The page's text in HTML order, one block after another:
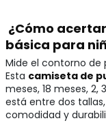
¿Cómo
básica para
Mide el contorno de
Esta camiseta de
meses, 18 meses, 2,
está entre dos
comodidad y